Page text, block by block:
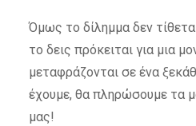
Όμως το δίλημμα δεν
το δεις πρόκειται για μια
μεταφράζονται σε ένα
έχουμε, θα πληρώσουμε τα
μας!